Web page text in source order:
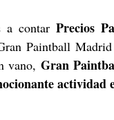
a contar Precios
Paintball
vano, Gran
actividad